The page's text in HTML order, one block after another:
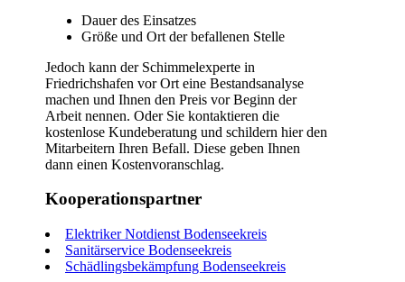
Dauer des Einsatzes
Größe und Ort der befallenen Stelle
Jedoch kann der Schimmelexperte in
Friedrichshafen vor Ort eine Bestandsanalyse
machen und Ihnen den Preis vor Beginn der
Arbeit nennen. Oder Sie kontaktieren die
kostenlose Kundeberatung und schildern hier den
Mitarbeitern Ihren Befall. Diese geben Ihnen
dann einen Kostenvoranschlag.
Kooperationspartner
Elektriker Notdienst Bodenseekreis
Sanitärservice Bodenseekreis
Schädlingsbekämpfung Bodenseekreis